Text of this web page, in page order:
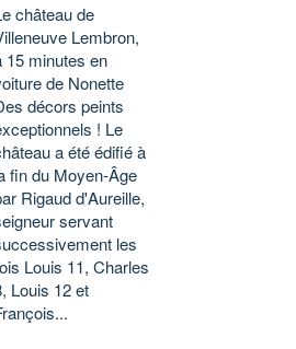
château de
Lembron,
15 minutes en
de Nonette
décors peints
! Le
a été édifié à
fin du Moyen-Âge
Rigaud d'Aureille,
servant
les
Louis 11, Charles
Louis 12 et